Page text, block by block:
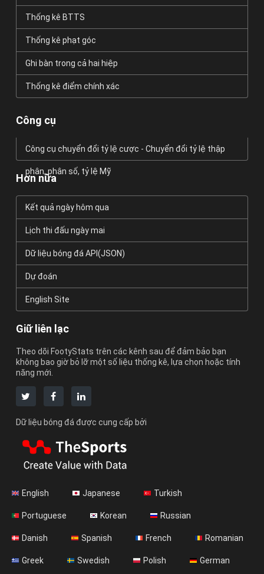
Thống kê BTTS
Thống kê phạt góc
Ghi bàn trong cả hai hiệp
Thống kê điểm chính xác
Công cụ
Công cụ chuyển đổi tỷ lệ cược - Chuyển đổi tỷ lệ thập
phân, phân số, tỷ lệ Mỹ
Hơn nữa
Kết quả ngày hôm qua
Lịch thi đấu ngày mai
Dữ liệu bóng đá API(JSON)
Dự đoán
English Site
Giữ liên lạc
Theo dõi FootyStats trên các kênh sau để đảm bảo bạn
không bao giờ bỏ lỡ một số liệu thống kê, lựa chọn hoặc tính
năng mới.
Dữ liệu bóng đá được cung cấp bởi
English Japanese Turkish
Portuguese Korean Russian
Danish Spanish French Romanian
Greek Swedish Polish German